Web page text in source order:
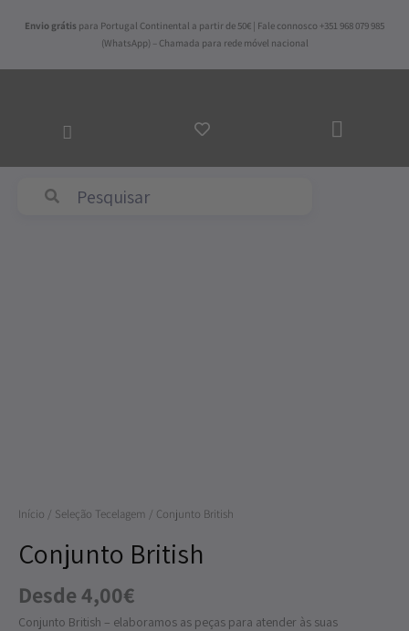
Envio grátis para Portugal Continental a partir de 50€ | Fale connosco +351 968 079 985
(WhatsApp) – Chamada para rede móvel nacional
AO
Início / Seleção Tecelagem / Conjunto British
Conjunto British
Desde4,00€
Conjunto British – elaboramos as peças para atender às suas